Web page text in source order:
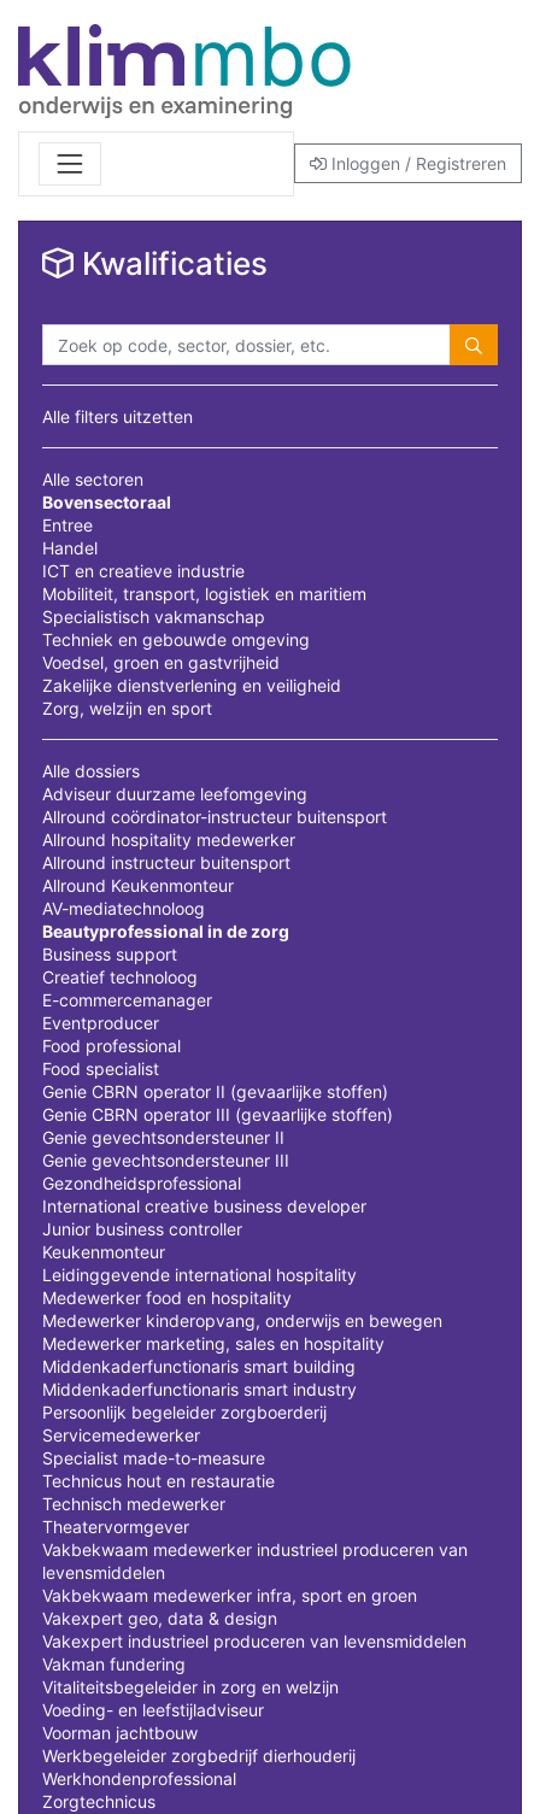
Inloggen / Registreren
Kwalificaties
Alle filters uitzetten
Alle sectoren
Bovensectoraal
Entree
Handel
ICT en creatieve industrie
Mobiliteit, transport, logistiek en maritiem
Specialistisch vakmanschap
Techniek en gebouwde omgeving
Voedsel, groen en gastvrijheid
Zakelijke dienstverlening en veiligheid
Zorg, welzijn en sport
Alle dossiers
Adviseur duurzame leefomgeving
Allround coördinator-instructeur buitensport
Allround hospitality medewerker
Allround instructeur buitensport
Allround Keukenmonteur
AV-mediatechnoloog
Beautyprofessional in de zorg
Business support
Creatief technoloog
E-commercemanager
Eventproducer
Food professional
Food specialist
Genie CBRN operator II (gevaarlijke stoffen)
Genie CBRN operator III (gevaarlijke stoffen)
Genie gevechtsondersteuner II
Genie gevechtsondersteuner III
Gezondheidsprofessional
International creative business developer
Junior business controller
Keukenmonteur
Leidinggevende international hospitality
Medewerker food en hospitality
Medewerker kinderopvang, onderwijs en bewegen
Medewerker marketing, sales en hospitality
Middenkaderfunctionaris smart building
Middenkaderfunctionaris smart industry
Persoonlijk begeleider zorgboerderij
Servicemedewerker
Specialist made-to-measure
Technicus hout en restauratie
Technisch medewerker
Theatervormgever
Vakbekwaam medewerker industrieel produceren van
levensmiddelen
Vakbekwaam medewerker infra, sport en groen
Vakexpert geo, data & design
Vakexpert industrieel produceren van levensmiddelen
Vakman fundering
Vitaliteitsbegeleider in zorg en welzijn
Voeding- en leefstijladviseur
Voorman jachtbouw
Werkbegeleider zorgbedrijf dierhouderij
Werkhondenprofessional
Zorgtechnicus